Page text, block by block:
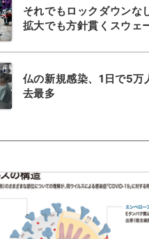
それでもロックダウンな
拡大でも方針貫くスウェ
仏の新規感染、1日で5万
去最多